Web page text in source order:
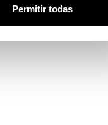
Permitir todas